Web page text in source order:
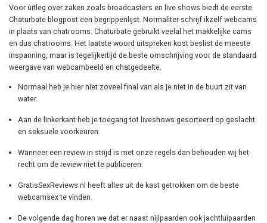
Voor uitleg over zaken zoals broadcasters en live shows biedt de eerste
Chaturbate blogpost een begrippenlijst. Normaliter schrijf ikzelf webcams
in plaats van chatrooms. Chaturbate gebruikt veelal het makkelijke cams
en dus chatrooms. Het laatste woord uitspreken kost beslist de meeste
inspanning, maar is tegelijkertijd de beste omschrijving voor de standaard
weergave van webcambeeld en chatgedeelte.
Normaal heb je hier niet zoveel final van als je niet in de buurt zit van
water.
Aan de linkerkant heb je toegang tot liveshows gesorteerd op geslacht
en seksuele voorkeuren.
Wanneer een review in strijd is met onze regels dan behouden wij het
recht om de review niet te publiceren.
GratisSexReviews.nl heeft alles uit de kast getrokken om de beste
webcamsex te vinden.
De volgende dag horen we dat er naast nijlpaarden ook jachtluipaarden